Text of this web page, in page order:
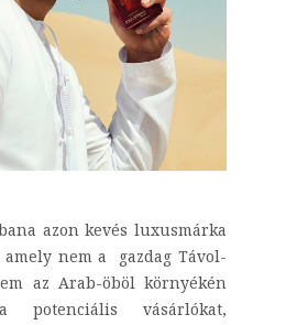
azon kevés luxusmárka
amely nem a gazdag Távol-
az Arab-öböl környékén
potenciális vásárlókat,